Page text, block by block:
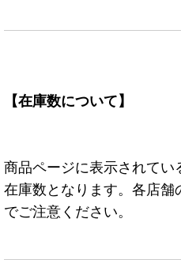
【在庫数について】
商品ページに表示されて
在庫数となります。各店
でご注意ください。